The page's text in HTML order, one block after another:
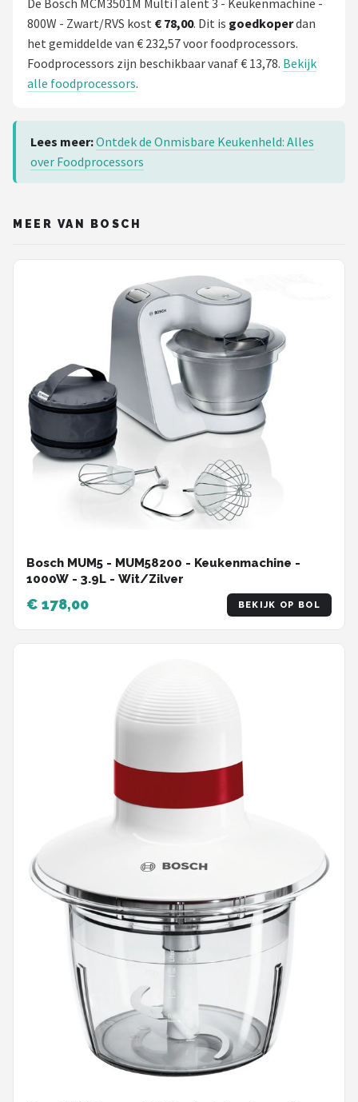
De Bosch MCM3501M MultiTalent 3 - Keukenmachine -
800W - Zwart/RVS kost € 78,00. Dit is goedkoperdan
het gemiddelde van € 232,57 voor foodprocessors.
Foodprocessors zijn beschikbaar vanaf € 13,78. Bekijk
alle foodprocessors.
Lees meer:Ontdek de Onmisbare Keukenheld: Alles
over Foodprocessors
MEER VAN BOSCH
Bosch MUM5 - MUM58200 - Keukenmachine -
1000W - 3.9L - Wit/Zilver
€ 178,00 BEKIJK OP BOL